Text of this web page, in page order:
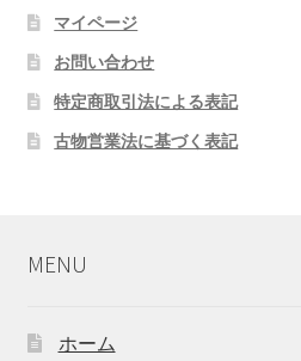
マイページ
お問い合わせ
特定商取引法による表記
古物営業法に基づく表記
MENU
ホーム